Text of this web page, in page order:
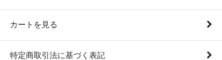
カートを見る
特定商取引法に基づく表記